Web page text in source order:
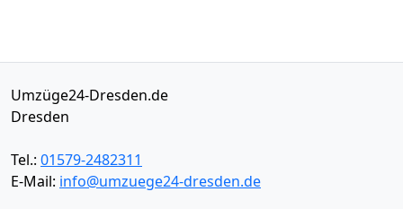
Umzüge24-Dresden.de
Dresden
Tel.: 01579-2482311
E-Mail: info@umzuege24-dresden.de